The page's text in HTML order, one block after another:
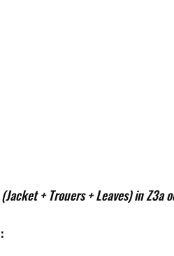
+ Trouers + Leaves) in Z3a